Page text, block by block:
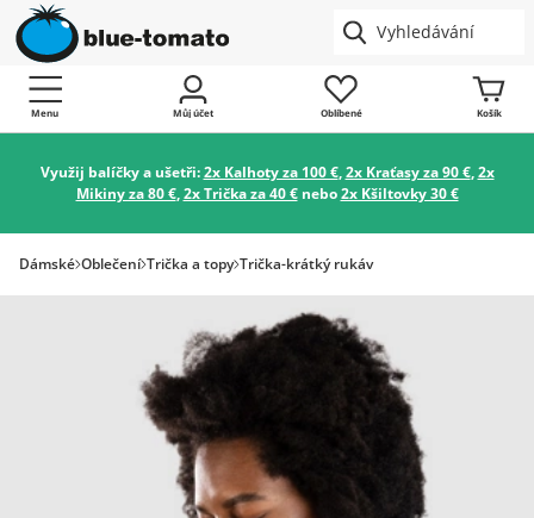
Menu Můj účet Oblíbené Košík
Využij balíčky a ušetři:2x Kalhoty za 100 €,2x Kraťasy za 90 €,2x
Mikiny za 80 €,2x Trička za 40 €nebo2x Kšiltovky 30 €
Dámské Oblečení Trička a topy Trička-krátký rukáv